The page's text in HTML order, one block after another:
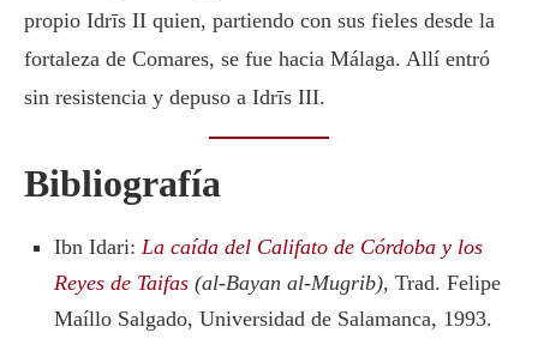
propio Idrīs II quien, partiendo con sus fieles desde la
fortaleza de Comares, se fue hacia Málaga. Allí entró
sin resistencia y depuso a Idrīs III.
Bibliografía
Ibn Idari: La caída del Califato de Córdoba y los
Reyes de Taifas (al-Bayan al-Mugrib), Trad. Felipe
Maíllo Salgado, Universidad de Salamanca, 1993.